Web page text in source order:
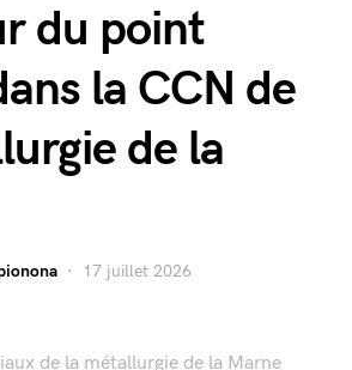
du point
la CCN de
de la
17 juillet 2026
de la métallurgie de la Marne